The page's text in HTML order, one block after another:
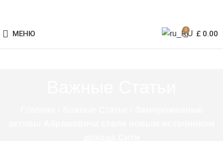
МЕНЮ 0 £ 0.00